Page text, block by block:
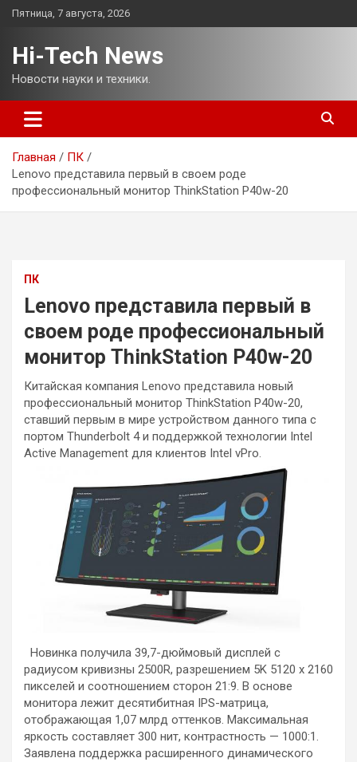
Перейти
Пятница, 7 августа, 2026
Hi-Tech News
Новости науки и техники.
Главная
ПК
Lenovo представила первый в своем роде
профессиональный монитор ThinkStation P40w-20
ПК
Lenovo представила первый в
своем роде профессиональный
монитор ThinkStation P40w-20
Китайская компания Lenovo представила новый
профессиональный монитор ThinkStation P40w-20,
ставший первым в мире устройством данного типа с
портом Thunderbolt 4 и поддержкой технологии Intel
Active Management для клиентов Intel vPro.
Новинка получила 39,7-дюймовый дисплей с
радиусом кривизны 2500R, разрешением 5K 5120 x 2160
пикселей и соотношением сторон 21:9. В основе
монитора лежит десятибитная IPS-матрица,
отображающая 1,07 млрд оттенков. Максимальная
яркость составляет 300 нит, контрастность — 1000:1.
Заявлена поддержка расширенного динамического